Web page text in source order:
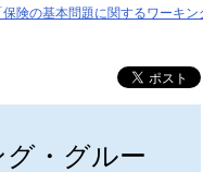
険の基本問題に関するワーキン
・グルー